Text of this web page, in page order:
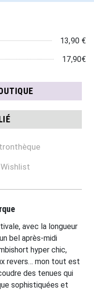
13,90 €
17,90€
avec la longueur
bel après-midi
hyper chic,
revers… mon tout est
des tenues qui
sophistiquées et